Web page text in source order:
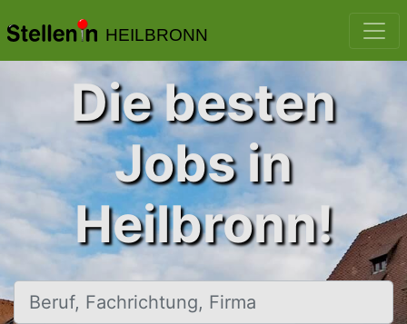
HEILBRONN
Die besten
Jobs in
Heilbronn!
Beruf, Fachrichtung, Firma